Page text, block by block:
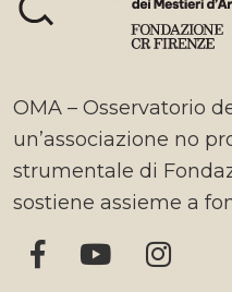
OMA – Osservatorio
un’associazione no
strumentale di
sostiene assieme a